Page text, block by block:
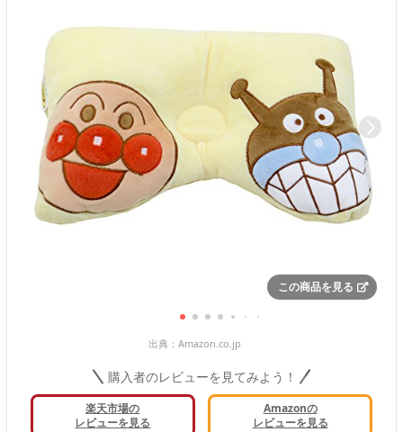
この商品を見る
出典： Amazon.co.jp
購入者のレビューを見てみよう！
楽天市場の
レビューを見る
Amazonの
レビューを見る